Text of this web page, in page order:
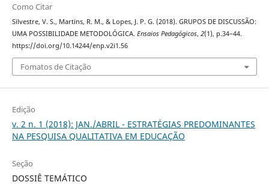
Como Citar
Silvestre, V. S., Martins, R. M., & Lopes, J. P. G. (2018). GRUPOS DE DISCUSSÃO:
UMA POSSIBILIDADE METODOLÓGICA. Ensaios Pedagógicos, 2(1), p.34–44.
https://doi.org/10.14244/enp.v2i1.56
Fomatos de Citação
Edição
v. 2 n. 1 (2018): JAN./ABRIL - ESTRATÉGIAS PREDOMINANTES
NA PESQUISA QUALITATIVA EM EDUCAÇÃO
Seção
DOSSIÊ TEMÁTICO